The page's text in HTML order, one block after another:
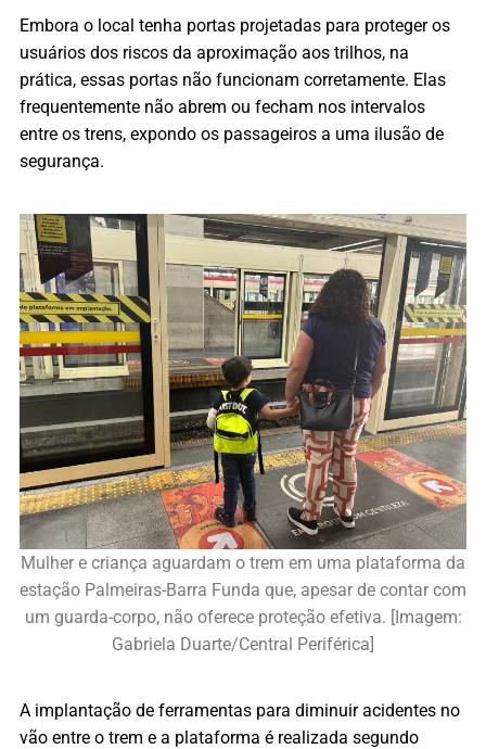
Embora o local tenha portas projetadas para proteger os
usuários dos riscos da aproximação aos trilhos, na
prática, essas portas não funcionam corretamente. Elas
frequentemente não abrem ou fecham nos intervalos
entre os trens, expondo os passageiros a uma ilusão de
segurança.
Mulher e criança aguardam o trem em uma plataforma da
estação Palmeiras-Barra Funda que, apesar de contar com
um guarda-corpo, não oferece proteção efetiva. [Imagem:
Gabriela Duarte/Central Periférica]
A implantação de ferramentas para diminuir acidentes no
vão entre o trem e a plataforma é realizada segundo